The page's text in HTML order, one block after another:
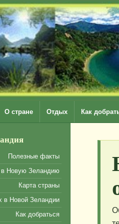
О стране Отдых Как
Полезные факты
Новую Зеландию
Карта страны
в Новой Зеландии
Как добраться